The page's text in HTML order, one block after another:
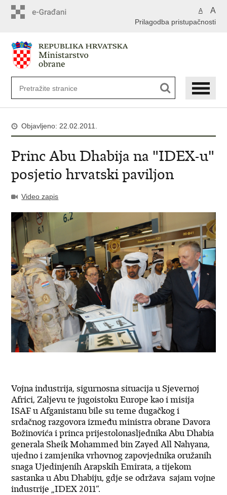
A A
Prilagodba pristupačnosti
Objavljeno: 22.02.2011.
Princ Abu Dhabija na "IDEX-u"
posjetio hrvatski paviljon
Video zapis
Vojna industrija, sigurnosna situacija u Sjevernoj
Africi, Zaljevu te jugoistoku Europe kao i misija
ISAF u Afganistanu bile su teme dugačkog i
srdačnog razgovora između ministra obrane Davora
Božinovića i princa prijestolonasljednika Abu Dhabia
generala Sheik Mohammed bin Zayed All Nahyana,
ujedno i zamjenika vrhovnog zapovjednika oružanih
snaga Ujedinjenih Arapskih Emirata, a tijekom
sastanka u Abu Dhabiju, gdje se održava sajam vojne
industrije „IDEX 2011“.